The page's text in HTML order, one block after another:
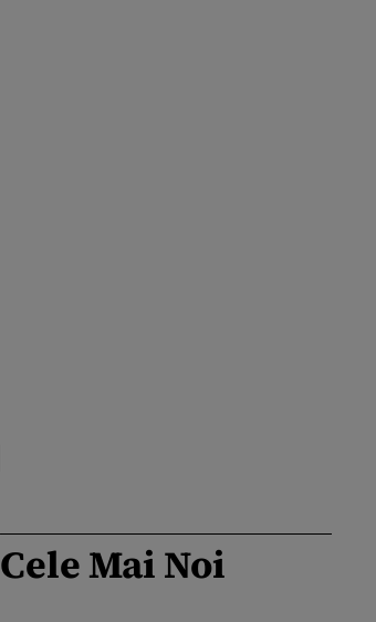
Cele Mai Noi